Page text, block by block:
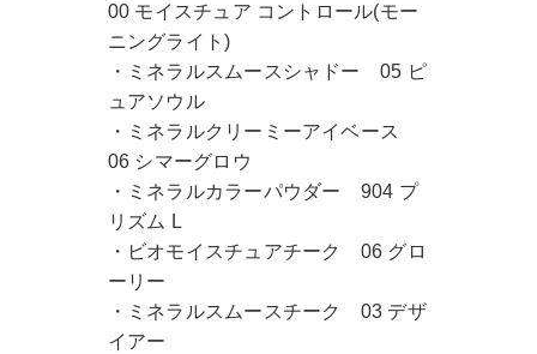
00 モイスチュア コントロール(モー
ニングライト)
・ミネラルスムースシャドー 05 ピ
ュアソウル
・ミネラルクリーミーアイベース
06 シマーグロウ
・ミネラルカラーパウダー 904 プ
リズム L
・ビオモイスチュアチーク 06 グロ
ーリー
・ミネラルスムースチーク 03 デザ
イアー